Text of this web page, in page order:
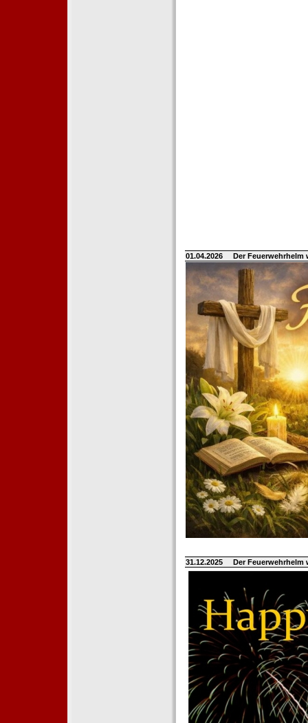
01.04.2026 Der
31.12.2025 Der